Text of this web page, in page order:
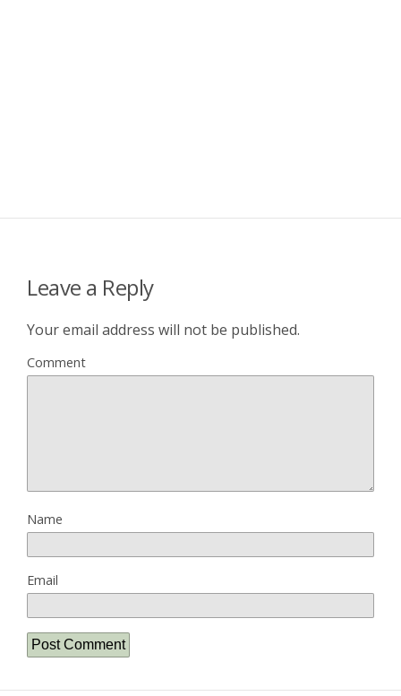
Leave a Reply
Your email address will not be published.
Comment
Name
Email